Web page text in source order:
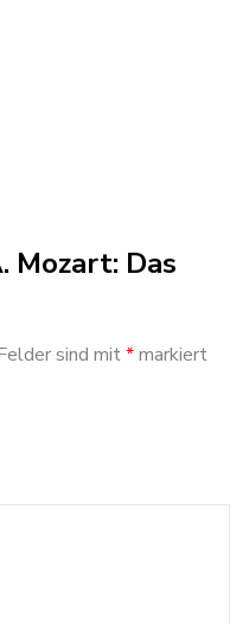
Mozart: Das
sind mit*markiert